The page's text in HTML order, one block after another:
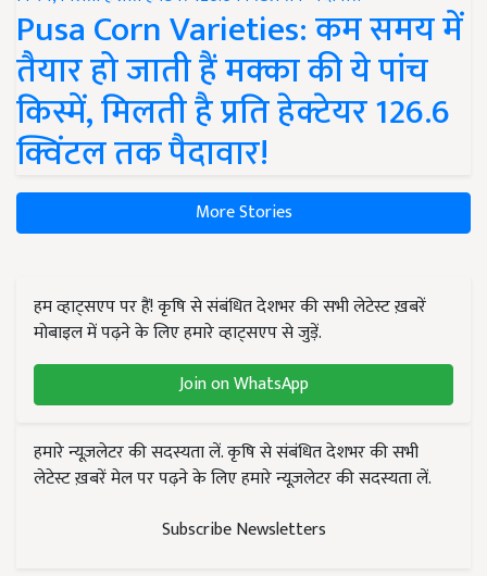
Pusa Corn Varieties: कम समय में
तैयार हो जाती हैं मक्का की ये पांच
किस्में, मिलती है प्रति हेक्टेयर 126.6
क्विंटल तक पैदावार!
More Stories
हम व्हाट्सएप पर हैं! कृषि से संबंधित देशभर की सभी लेटेस्ट ख़बरें
मोबाइल में पढ़ने के लिए हमारे व्हाट्सएप से जुड़ें.
Join on WhatsApp
हमारे न्यूज़लेटर की सदस्यता लें. कृषि से संबंधित देशभर की सभी
लेटेस्ट ख़बरें मेल पर पढ़ने के लिए हमारे न्यूज़लेटर की सदस्यता लें.
Subscribe Newsletters